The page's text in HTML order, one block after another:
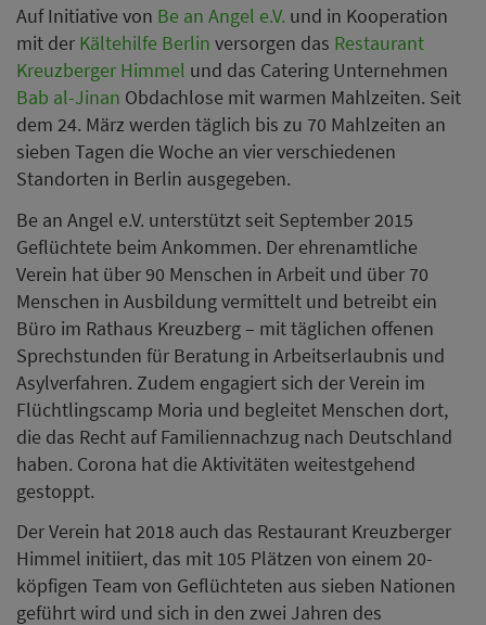
Auf Initiative von Be an Angel e.V. und in Kooperation
mit der Kältehilfe Berlin versorgen das Restaurant
Kreuzberger Himmel und das Catering Unternehmen
Bab al-Jinan Obdachlose mit warmen Mahlzeiten. Seit
dem 24. März werden täglich bis zu 70 Mahlzeiten an
sieben Tagen die Woche an vier verschiedenen
Standorten in Berlin ausgegeben.
Be an Angel e.V. unterstützt seit September 2015
Geflüchtete beim Ankommen. Der ehrenamtliche
Verein hat über 90 Menschen in Arbeit und über 70
Menschen in Ausbildung vermittelt und betreibt ein
Büro im Rathaus Kreuzberg – mit täglichen offenen
Sprechstunden für Beratung in Arbeitserlaubnis und
Asylverfahren. Zudem engagiert sich der Verein im
Flüchtlingscamp Moria und begleitet Menschen dort,
die das Recht auf Familiennachzug nach Deutschland
haben. Corona hat die Aktivitäten weitestgehend
gestoppt.
Der Verein hat 2018 auch das Restaurant Kreuzberger
Himmel initiiert, das mit 105 Plätzen von einem 20-
köpfigen Team von Geflüchteten aus sieben Nationen
geführt wird und sich in den zwei Jahren des